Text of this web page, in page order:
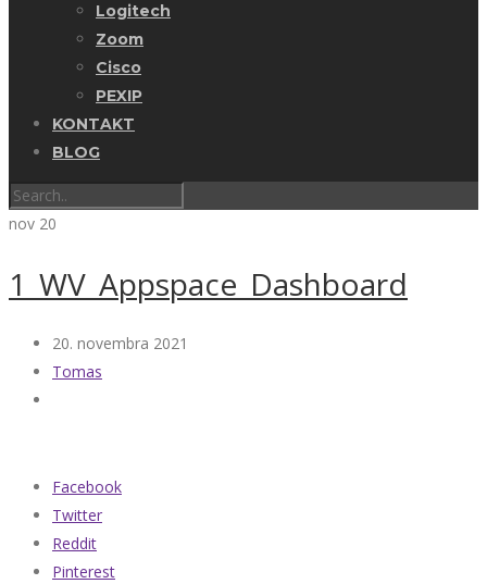
Logitech
Zoom
Cisco
PEXIP
KONTAKT
BLOG
nov 20
1_WV_Appspace_Dashboard
20. novembra 2021
Tomas
Facebook
Twitter
Reddit
Pinterest